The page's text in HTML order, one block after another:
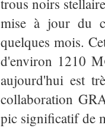
trous noirs
mise à jour du
quelques mois.
d'environ 1210
aujourd'hui est
collaboration
pic significatif de